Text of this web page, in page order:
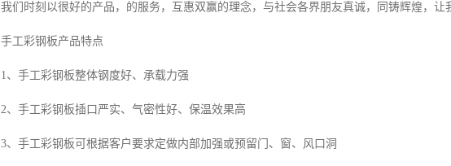
我们时刻以很好的产品，的服务，互惠双赢的理念，与社会各界朋友真诚，同铸辉煌，
手工彩钢板产品特点
1、手工彩钢板整体钢度好、承载力强
2、手工彩钢板插口严实、气密性好、保温效果高
3、手工彩钢板可根据客户要求定做内部加强或预留门、窗、风口洞